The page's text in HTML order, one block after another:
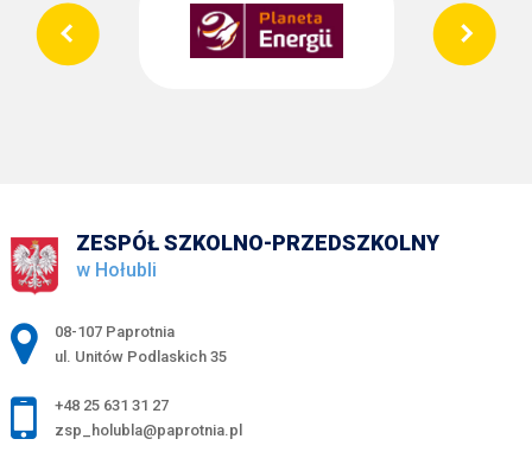
ZESPÓŁ SZKOLNO-PRZEDSZKOLNY
w Hołubli
Adres pocztowy:
08-107 Paprotnia
ul. Unitów Podlaskich 35
+48 25 631 31 27
zsp_holubla@paprotnia.pl